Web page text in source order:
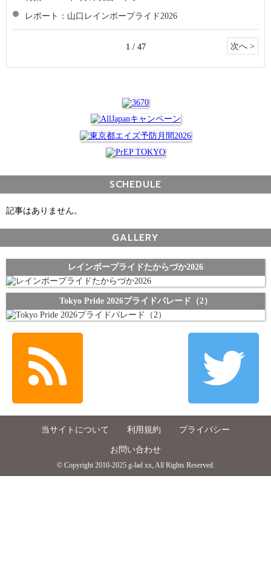
レポート：山口レインボープライド2026
1 / 47 次へ >
SCHEDULE
記事はありません。
GALLERY
レインボープライドたからづか2026
Tokyo Pride 2026プライドパレード（2）
当サイトについて 利用規約 プライバシー
お問い合わせ
© Copyright 2010-2025 g-lad xx, All Rights Reserved.